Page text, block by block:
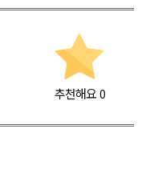
추천해요 0